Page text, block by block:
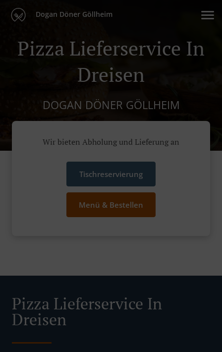
Dogan Döner Göllheim
Pizza Lieferservice In
Dreisen
DOGAN DÖNER GÖLLHEIM
Wir bieten Abholung und Lieferung an
Tischreservierung
Menü & Bestellen
Pizza Lieferservice In
Dreisen